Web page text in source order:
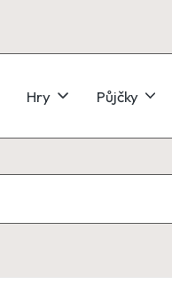
Hry Půjčky